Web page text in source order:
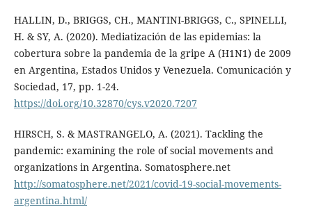
HALLIN, D., BRIGGS, CH., MANTINI-BRIGGS, C., SPINELLI,
H. & SY, A. (2020). Mediatización de las epidemias: la
cobertura sobre la pandemia de la gripe A (H1N1) de 2009
en Argentina, Estados Unidos y Venezuela. Comunicación y
Sociedad, 17, pp. 1-24.
https://doi.org/10.32870/cys.v2020.7207
HIRSCH, S. & MASTRANGELO, A. (2021). Tackling the
pandemic: examining the role of social movements and
organizations in Argentina. Somatosphere.net
http://somatosphere.net/2021/covid-19-social-movements-
argentina.html/